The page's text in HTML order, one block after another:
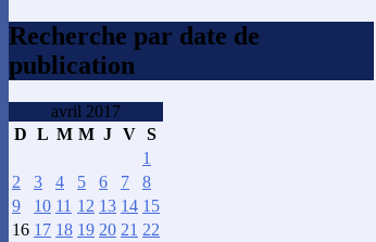
Recherche par date de
publication
avril 2017
D L M M J V S
1
2
3 4 5 6 7
8
9
10 11 12 13 14 15
16 17 18 19 20 21 22